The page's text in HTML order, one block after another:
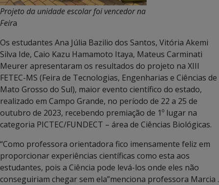
Projeto da unidade escolar foi vencedor na
Feira
Os estudantes Ana Júlia Bazilio dos Santos, Vitória Akemi
Silva Ide, Caio Kazu Hamamoto Itaya, Mateus Carminati
Meurer apresentaram os resultados do projeto na XIII
FETEC-MS (Feira de Tecnologias, Engenharias e Ciências de
Mato Grosso do Sul), maior evento científico do estado,
realizado em Campo Grande, no período de 22 a 25 de
outubro de 2023, recebendo premiação de 1º lugar na
categoria PICTEC/FUNDECT – área de Ciências Biológicas.
“Como professora orientadora fico imensamente feliz em
proporcionar experiências científicas como esta aos
estudantes, pois a Ciência pode levá-los onde eles não
conseguiriam chegar sem ela”menciona professora Marcia .